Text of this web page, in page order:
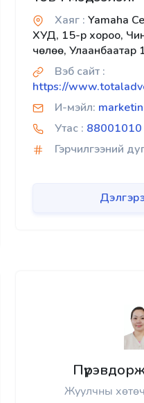
Хаяг : Yamaha
ХУД, 15-р хороо,
чөлөө, Улаанбаатар
Вэб сайт :
https://
И-мэйл:
Утас : 88001010
Гэрчилгээний
Жуулчны